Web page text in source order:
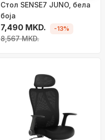
Стол SENSE7 JUNO, бела
боја
7,490 MKD.
8,567 MKD.
-13%